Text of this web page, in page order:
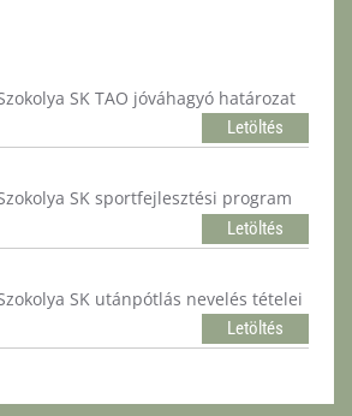
SK TAO jóváhagyó határozat
Letöltés
SK sportfejlesztési program
Letöltés
SK utánpótlás nevelés tételei
Letöltés